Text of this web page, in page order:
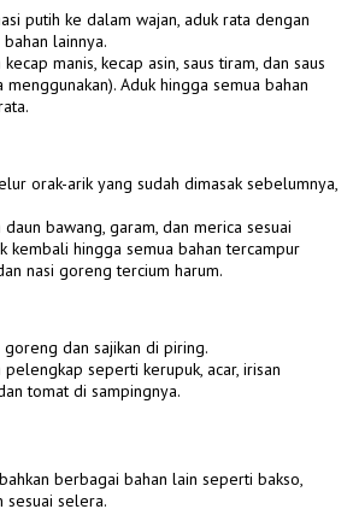
putih ke dalam wajan, aduk rata dengan
lainnya.
kecap manis, kecap asin, saus tiram, dan saus
menggunakan). Aduk hingga semua bahan
orak-arik yang sudah dimasak sebelumnya,
daun bawang, garam, dan merica sesuai
kembali hingga semua bahan tercampur
nasi goreng tercium harum.
goreng dan sajikan di piring.
pelengkap seperti kerupuk, acar, irisan
tomat di sampingnya.
berbagai bahan lain seperti bakso,
sesuai selera.